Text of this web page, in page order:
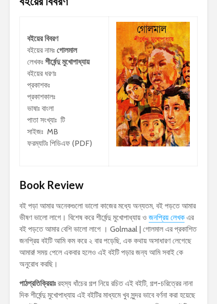
বইয়ের বিবরণ
বইয়ের নামঃ গোলমাল
লেখকঃ শীর্ষেন্দু মুখোপাধ্যায়
বইয়ের ধরণঃ
প্রকাশকঃ
প্রকাশকালঃ
ভাষাঃ বাংলা
পাতা সংখ্যাঃ টি
সাইজঃ MB
ফরম্যাটঃ পিডিএফ (PDF)
Book Review
বই পড়া আমার অনেকগুলো ভালো কাজের মধ্যে অন্যতম, বই পড়তে আমার
ভীষণ ভালো লাগে। বিশেষ করে শীর্ষেন্দু মুখোপাধ্যায় ও জনপ্রিয় লেখক এর
বই পড়তে আমার বেশি ভালো লাগে । Golmaal | গোলমাল এর প্রকাশিত
জনপ্রিয় বইটি আমি কম করে ২ বার পড়েছি, এক কথায় অসাধারণ লেগেছে
আমার! সময় পেলে একবার হলেও এই বইটি পড়ার জন্য আমি সবাই কে
অনুরোধ করছি।
পাঠপ্রতিক্রিয়াঃরহস্য ধাঁচের গল্প নিয়ে রচিত এই বইটি, গল্প-চরিত্রের নানা
দিক শীর্ষেন্দু মুখোপাধ্যায় এই বইটির মাধ্যমে খুব সুন্দর ভাবে বর্ণনা করা হয়েছে